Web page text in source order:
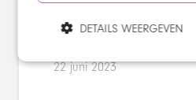
het dak van…
22 juni 2023
DETAILS WEERGEVEN